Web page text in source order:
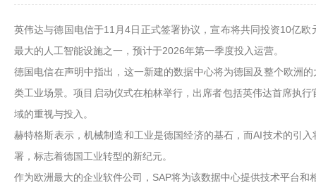
英伟达与德国电信于11月4日正式签署协议，宣布将共同投资10亿
最大的人工智能设施之一，预计于2026年第一季度投入运营。
德国电信在声明中指出，这一新建的数据中心将为德国及整个欧洲
类工业场景。项目启动仪式在柏林举行，出席者包括英伟达首席执
域的重视与投入。
赫特格斯表示，机械制造和工业是德国经济的基石，而AI技术的引
署，标志着德国工业转型的新纪元。
作为欧洲最大的企业软件公司，SAP将为该数据中心提供技术平台